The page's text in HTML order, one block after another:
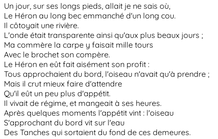
Un jour, sur ses longs pieds, allait je ne sais où,
Le Héron au long bec emmanché d'un long cou.
Il côtoyait une rivière.
L'onde était transparente ainsi qu'aux plus beaux jours ;
Ma commère la carpe y faisait mille tours
Avec le brochet son compère.
Le Héron en eût fait aisément son profit :
Tous approchaient du bord, l'oiseau n'avait qu'à prendre ;
Mais il crut mieux faire d'attendre
Qu'il eût un peu plus d'appétit.
Il vivait de régime, et mangeait à ses heures.
Après quelques moments l'appétit vint : l'oiseau
S'approchant du bord vit sur l'eau
Des Tanches qui sortaient du fond de ces demeures.